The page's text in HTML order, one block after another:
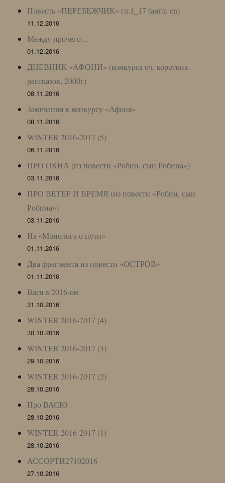
Повесть «ПЕРЕБЕЖЧИК» гл.1_17 (англ. en)
11.12.2016
Между прочего…
01.12.2016
ДНЕВНИК «АФОНИ» (конкурса оч. коротких
рассказов, 2000г)
08.11.2016
Замечания к конкурсу «Афоня»
08.11.2016
WINTER 2016-2017 (5)
06.11.2016
ПРО ОКНА (из повести «Робин, сын Робина»)
03.11.2016
ПРО ВЕТЕР И ВРЕМЯ (из повести «Робин, сын
Робина»)
03.11.2016
Из «Монолога о пути»
01.11.2016
Два фрагмента из повести «ОСТРОВ»
01.11.2016
Вася в 2016-ом
31.10.2016
WINTER 2016-2017 (4)
30.10.2016
WINTER 2016-2017 (3)
29.10.2016
WINTER 2016-2017 (2)
28.10.2016
Про ВАСЮ
28.10.2016
WINTER 2016-2017 (1)
28.10.2016
АССОРТИ27102016
27.10.2016